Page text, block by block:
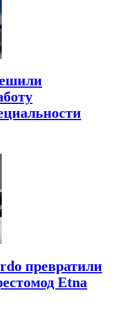
превратили
Etna